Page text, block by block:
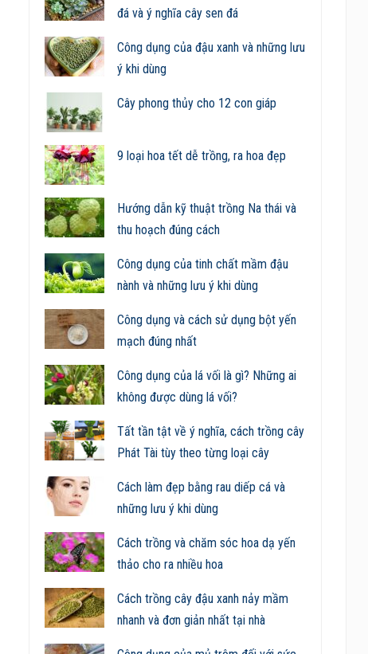
đá và ý nghĩa cây sen đá
Công dụng của đậu xanh và những lưu
ý khi dùng
Cây phong thủy cho 12 con giáp
9 loại hoa tết dễ trồng, ra hoa đẹp
Hướng dẫn kỹ thuật trồng Na thái và
thu hoạch đúng cách
Công dụng của tinh chất mầm đậu
nành và những lưu ý khi dùng
Công dụng và cách sử dụng bột yến
mạch đúng nhất
Công dụng của lá vối là gì? Những ai
không được dùng lá vối?
Tất tần tật về ý nghĩa, cách trồng cây
Phát Tài tùy theo từng loại cây
Cách làm đẹp bằng rau diếp cá và
những lưu ý khi dùng
Cách trồng và chăm sóc hoa dạ yến
thảo cho ra nhiều hoa
Cách trồng cây đậu xanh nảy mầm
nhanh và đơn giản nhất tại nhà